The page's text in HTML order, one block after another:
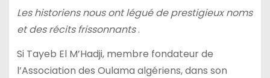
Les historiens nous ont légué de prestigieux noms
et des récits frissonnants.
Si Tayeb El M’Hadji, membre fondateur de
l’Association des Oulama algériens, dans son